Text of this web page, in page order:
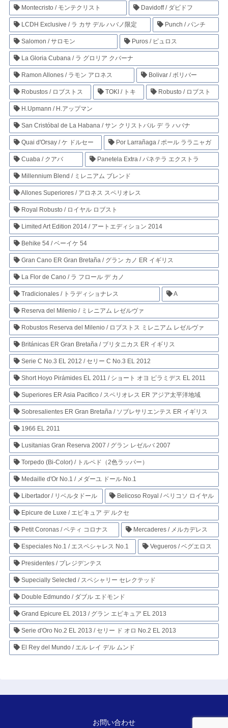
Montecristo / モンテクリスト Davidoff / ダビドフ
LCDH Exclusive / ラ カサ デル ハバノ限定 Punch / パンチ
Salomon / サロモン Puros / ピュロス
La Gloria Cubana / ラ グロリア クバーナ
Ramon Allones / ラモン アロネス Bolivar / ボリバー
Robustos / ロブストス TOKI / トキ Robusto / ロブスト
H.Upmann / H.アップマン
San Cristóbal de La Habana / サン クリストバル デ ラ ハバナ
Quai d'Orsay / ケ ドルセー Por Larrañaga / ポール ララニャガ
Cuaba / クアバ Panetela Extra / パネテラ エクストラ
Millennium Blend / ミレニアム ブレンド
Allones Superiores / アロネス スペリオレス
Royal Robusto / ロイヤル ロブスト
Limited Art Edition 2014 / アートエディション 2014
Behike 54 / ベーイケ 54
Gran Cano ER Gran Bretaña / グラン カノ ER イギリス
La Flor de Cano / ラ フロール デ カノ
Tradicionales / トラディショナレス A
Reserva del Milenio / ミレニアム レゼルヴァ
Robustos Reserva del Milenio / ロブストス ミレニアム レゼルヴァ
Británicas ER Gran Bretaña / ブリタニカス ER イギリス
Serie C No.3 EL 2012 / セリー C No.3 EL 2012
Short Hoyo Pirámides EL 2011 / ショート オヨ ピラミデス EL 2011
Superiores ER Asia Pacifico / スペリオレス ER アジア太平洋地域
Sobresalientes ER Gran Bretaña / ソブレサリエンテス ER イギリス
1966 EL 2011
Lusitanias Gran Reserva 2007 / グラン レゼルバ 2007
Torpedo (Bi-Color) / トルペド（2色ラッパー）
Medaille d'Or No.1 / メダーユ ドール No.1
Libertador / リベルタドール Belicoso Royal / ベリコソ ロイヤル
Epicure de Luxe / エピキュア デ ルクセ
Petit Coronas / ペティ コロナス Mercaderes / メルカデレス
Especiales No.1 / エスペシャレス No.1 Vegueros / ベグエロス
Presidentes / プレジデンテス
Supecially Selected / スペシャリー セレクテッド
Double Edmundo / ダブル エドモンド
Grand Epicure EL 2013 / グラン エピキュア EL 2013
Serie d'Oro No.2 EL 2013 / セリー ド オロ No.2 EL 2013
El Rey del Mundo / エル レイ デル ムンド
お問い合わせ